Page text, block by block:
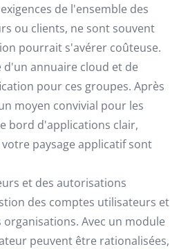
de l'ensemble des
ou clients, ne sont souvent
pourrait s'avérer coûteuse.
d'un annuaire cloud et de
pour ces groupes. Après
moyen convivial pour les
bord d'applications clair,
paysage applicatif sont
et des autorisations
des comptes utilisateurs et
Avec un module
peuvent être rationalisées,